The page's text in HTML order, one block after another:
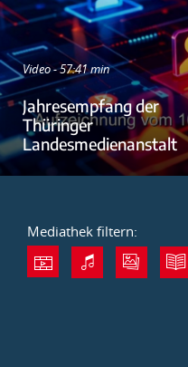
Video - 57:41 min
Jahresempfang der
Thüringer
Landesmedienanstalt
Mediathek filtern: